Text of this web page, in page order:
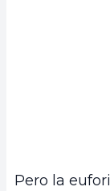
Pero la